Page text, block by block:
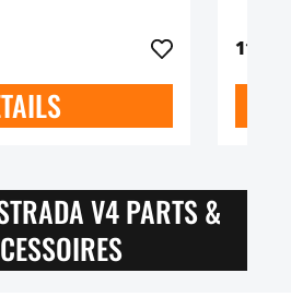
V4 PARTS &